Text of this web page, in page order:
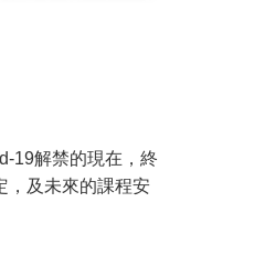
19解禁的現在，終
，及未來的課程安